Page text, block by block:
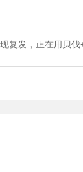
复发，正在用贝